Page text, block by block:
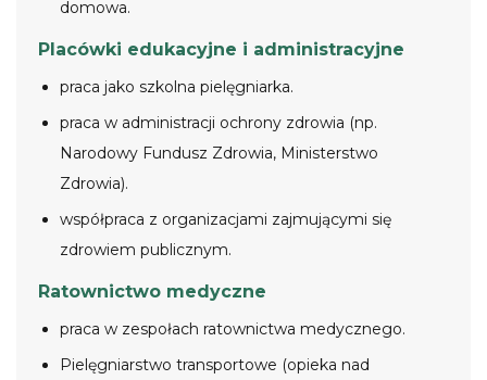
domowa.
Placówki edukacyjne i administracyjne
praca jako szkolna pielęgniarka.
praca w administracji ochrony zdrowia (np.
Narodowy Fundusz Zdrowia, Ministerstwo
Zdrowia).
współpraca z organizacjami zajmującymi się
zdrowiem publicznym.
Ratownictwo medyczne
praca w zespołach ratownictwa medycznego.
Pielęgniarstwo transportowe (opieka nad